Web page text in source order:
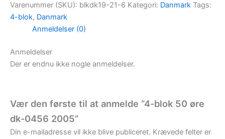
Varenummer (SKU): blkdk19-21-6 Kategori: Danmark Tags:
4-blok, Danmark
Anmeldelser (0)
Anmeldelser
Der er endnu ikke nogle anmeldelser.
Vær den første til at anmelde “4-blok 50 øre
dk-0456 2005”
Din e-mailadresse vil ikke blive publiceret. Krævede felter er